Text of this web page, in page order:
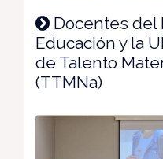
Docentes del
Educación y la
de Talento
(TTMNa)